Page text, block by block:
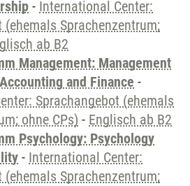
- International Center:
(ehemals Sprachenzentrum;
ab B2
Management: Management
and Finance -
Sprachangebot (ehemals
ohne CPs) - Englisch ab B2
Psychology: Psychology
- International Center:
(ehemals Sprachenzentrum;